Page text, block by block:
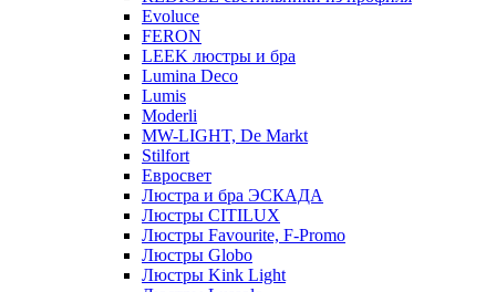
Evoluce
FERON
LEEK люстры и бра
Lumina Deco
Lumis
Moderli
MW-LIGHT, De Markt
Stilfort
Евросвет
Люстра и бра ЭСКАДА
Люстры CITILUX
Люстры Favourite, F-Promo
Люстры Globo
Люстры Kink Light